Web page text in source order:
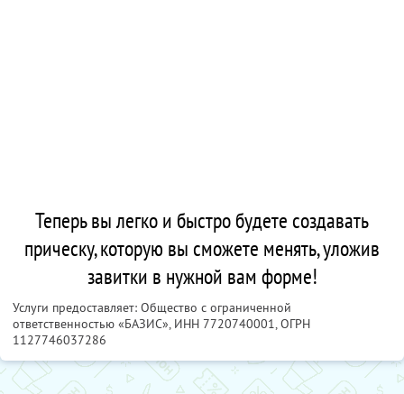
Теперь вы легко и быстро будете создавать
прическу, которую вы сможете менять, уложив
завитки в нужной вам форме!
Услуги предоставляет: Общество с ограниченной
ответственностью «БАЗИС», ИНН 7720740001, ОГРН
1127746037286